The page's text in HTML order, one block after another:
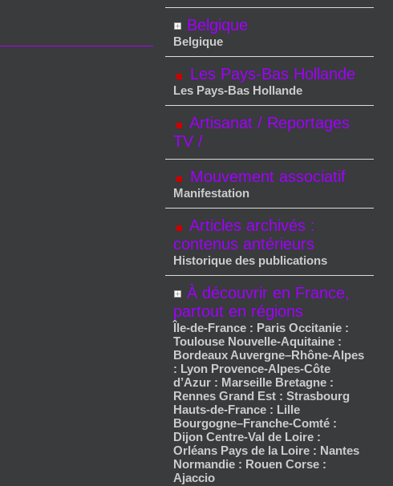
Belgique
Belgique
Les Pays-Bas Hollande
Les Pays-Bas Hollande
Artisanat / Reportages
TV /
Mouvement associatif
Manifestation
Articles archivés :
contenus antérieurs
Historique des publications
À découvrir en France,
partout en régions
Île-de-France : Paris Occitanie :
Toulouse Nouvelle-Aquitaine :
Bordeaux Auvergne–Rhône-Alpes
: Lyon Provence-Alpes-Côte
d’Azur : Marseille Bretagne :
Rennes Grand Est : Strasbourg
Hauts-de-France : Lille
Bourgogne–Franche-Comté :
Dijon Centre-Val de Loire :
Orléans Pays de la Loire : Nantes
Normandie : Rouen Corse :
Ajaccio